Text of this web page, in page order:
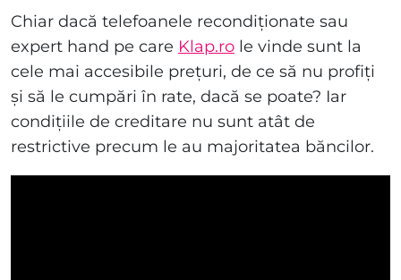
Chiar dacă telefoanele recondiționate sau
expert hand pe care Klap.ro le vinde sunt la
cele mai accesibile prețuri, de ce să nu profiți
și să le cumpări în rate, dacă se poate? Iar
condițiile de creditare nu sunt atât de
restrictive precum le au majoritatea băncilor.